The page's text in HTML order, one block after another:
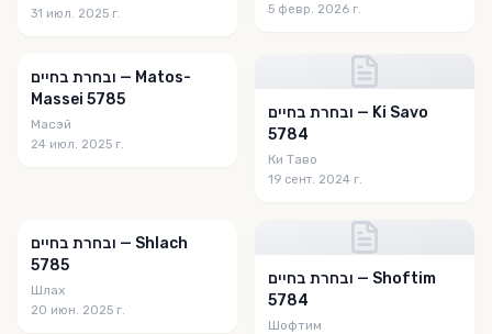
31 июл. 2025 г. 5 февр. 2026 г.
ובחרת בחיים — Matos-
Massei 5785
Масэй
24 июл. 2025 г.
ובחרת בחיים — Ki Savo
5784
Ки Таво
19 сент. 2024 г.
ובחרת בחיים — Shlach
5785
Шлах
20 июн. 2025 г.
ובחרת בחיים — Shoftim
5784
Шофтим